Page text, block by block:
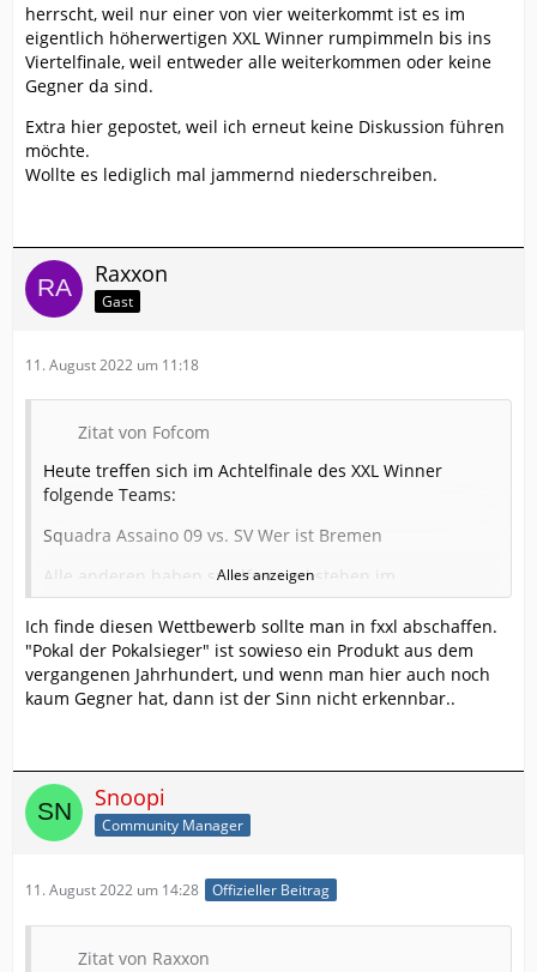
herrscht, weil nur einer von vier weiterkommt ist es im
eigentlich höherwertigen XXL Winner rumpimmeln bis ins
Viertelfinale, weil entweder alle weiterkommen oder keine
Gegner da sind.
Extra hier gepostet, weil ich erneut keine Diskussion führen
möchte.
Wollte es lediglich mal jammernd niederschreiben.
Raxxon
Gast
11. August 2022 um 11:18
Zitat von Fofcom
Heute treffen sich im Achtelfinale des XXL Winner
folgende Teams:
Squadra Assaino 09 vs. SV Wer ist Bremen
Alle anderen haben spielfrei und stehen im
Viertelfinale.
Vielleicht sollte man doch noch mal über den
internationalen Wettbewerb eine Runde nachdenken.
Die Gruppenphase war schon extrem langweilig, weil
Während im ESU CUP hauen und stechen in den
Gruppen herrscht, weil nur einer von vier weiterkommt
ist es im eigentlich höherwertigen XXL Winner
weiterkommen oder keine Gegner da sind.
Extra hier gepostet, weil ich erneut keine Diskussion
führen möchte.
Alles anzeigen
Ich finde diesen Wettbewerb sollte man in fxxl abschaffen.
"Pokal der Pokalsieger" ist sowieso ein Produkt aus dem
vergangenen Jahrhundert, und wenn man hier auch noch
kaum Gegner hat, dann ist der Sinn nicht erkennbar..
Snoopi
Community Manager
11. August 2022 um 14:28 Offizieller Beitrag
Zitat von Raxxon